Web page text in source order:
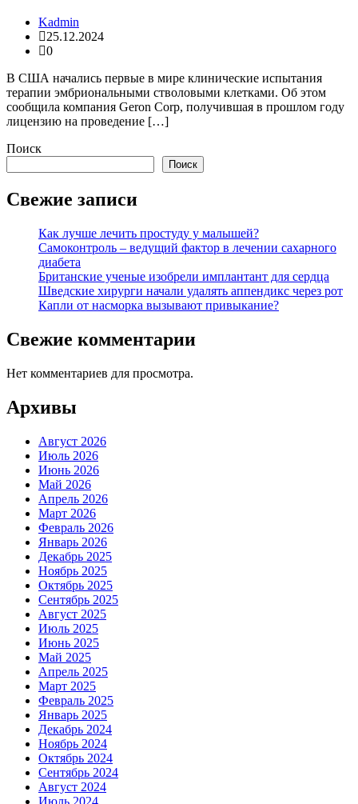
Kadmin
25.12.2024
0
В США начались первые в мире клинические испытания
терапии эмбриональными стволовыми клетками. Об этом
сообщила компания Geron Corp, получившая в прошлом году
лицензию на проведение […]
Поиск
Поиск
Свежие записи
Как лучше лечить простуду у малышей?
Самоконтроль – ведущий фактор в лечении сахарного
диабета
Британские ученые изобрели имплантант для сердца
Шведские хирурги начали удалять аппендикс через рот
Капли от насморка вызывают привыкание?
Свежие комментарии
Нет комментариев для просмотра.
Архивы
Август 2026
Июль 2026
Июнь 2026
Май 2026
Апрель 2026
Март 2026
Февраль 2026
Январь 2026
Декабрь 2025
Ноябрь 2025
Октябрь 2025
Сентябрь 2025
Август 2025
Июль 2025
Июнь 2025
Май 2025
Апрель 2025
Март 2025
Февраль 2025
Январь 2025
Декабрь 2024
Ноябрь 2024
Октябрь 2024
Сентябрь 2024
Август 2024
Июль 2024